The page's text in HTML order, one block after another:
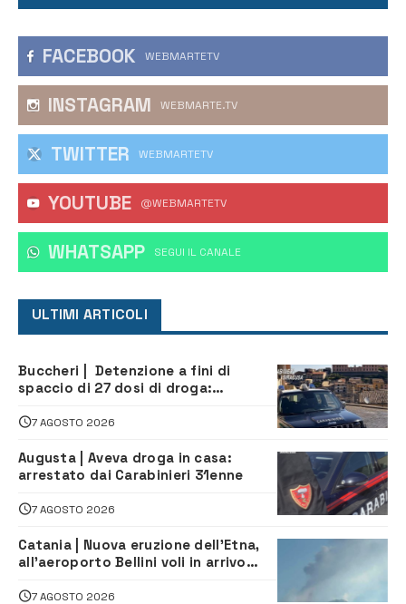
FACEBOOK WEBMARTETV
INSTAGRAM WEBMARTE.TV
TWITTER WEBMARTETV
YOUTUBE @WEBMARTETV
WHATSAPP ‎SEGUI IL CANALE
ULTIMI ARTICOLI
Buccheri | Detenzione a fini di
spaccio di 27 dosi di droga:
7 AGOSTO 2026
Augusta | Aveva droga in casa:
arrestato dai Carabinieri 31enne
7 AGOSTO 2026
Catania | Nuova eruzione dell’Etna,
all’aeroporto Bellini voli in arrivo
7 AGOSTO 2026